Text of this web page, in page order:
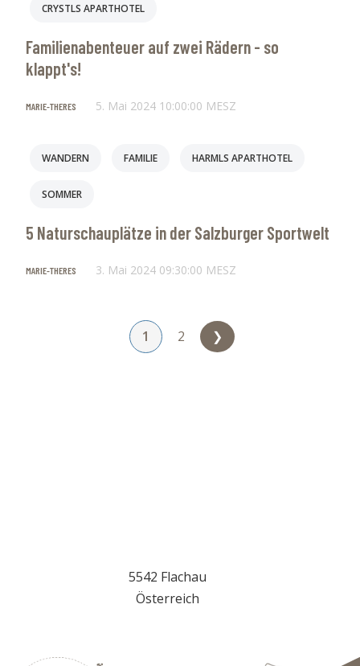
CRYSTLS APARTHOTEL
Familienabenteuer auf zwei Rädern - so
klappt's!
MARIE-THERES 5. Mai 2024 10:00:00 MESZ
WANDERN FAMILIE HARMLS APARTHOTEL
SOMMER
5 Naturschauplätze in der Salzburger Sportwelt
MARIE-THERES 3. Mai 2024 09:30:00 MESZ
1 2 ❯
5542 Flachau
Österreich